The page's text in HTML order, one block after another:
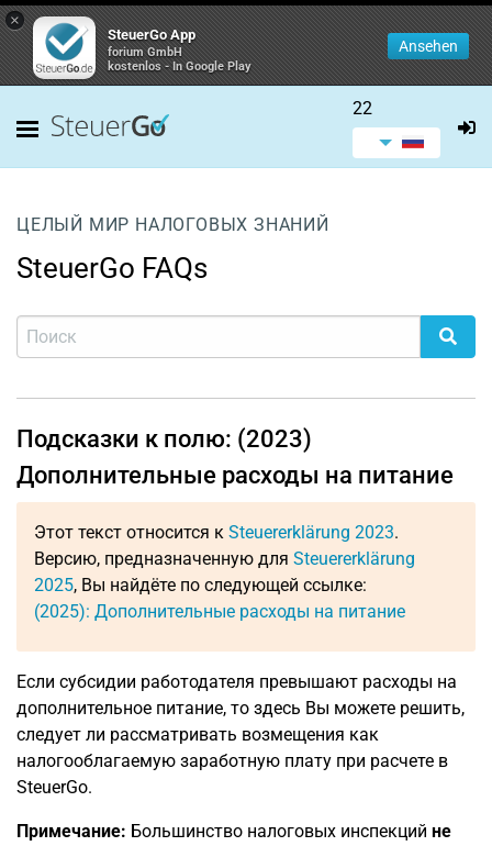
×
SteuerGo App
forium GmbH
kostenlos - In Google Play
Ansehen
22
ЦЕЛЫЙ МИР НАЛОГОВЫХ ЗНАНИЙ
SteuerGo FAQs
Подсказки к полю: (2023)
Дополнительные расходы на питание
Этот текст относится к Steuererklärung 2023.
Версию, предназначенную для Steuererklärung
2025, Вы найдёте по следующей ссылке:
(2025): Дополнительные расходы на питание
Если субсидии работодателя превышают расходы на
дополнительное питание, то здесь Вы можете решить,
следует ли рассматривать возмещения как
налогооблагаемую заработную плату при расчете в
SteuerGo.
Примечание: Большинство налоговых инспекций не